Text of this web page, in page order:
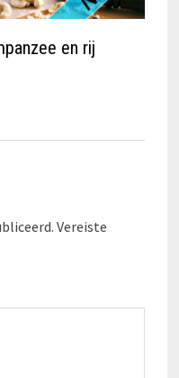
en rij
Vereiste